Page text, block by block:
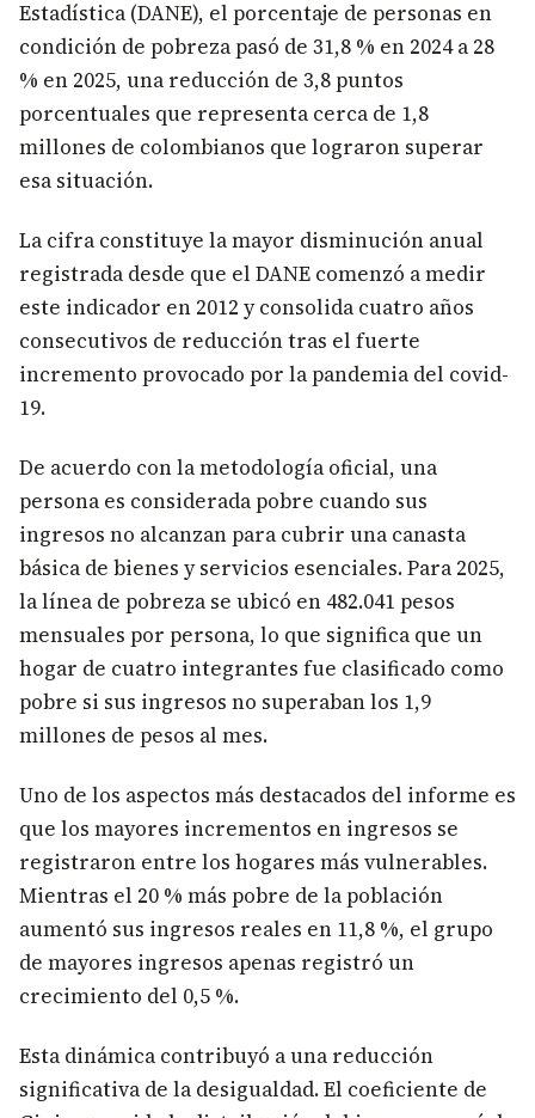
Estadística (DANE), el porcentaje de personas en
condición de pobreza pasó de 31,8 % en 2024 a 28
% en 2025, una reducción de 3,8 puntos
porcentuales que representa cerca de 1,8
millones de colombianos que lograron superar
esa situación.
La cifra constituye la mayor disminución anual
registrada desde que el DANE comenzó a medir
este indicador en 2012 y consolida cuatro años
consecutivos de reducción tras el fuerte
incremento provocado por la pandemia del covid-
19.
De acuerdo con la metodología oficial, una
persona es considerada pobre cuando sus
ingresos no alcanzan para cubrir una canasta
básica de bienes y servicios esenciales. Para 2025,
la línea de pobreza se ubicó en 482.041 pesos
mensuales por persona, lo que significa que un
hogar de cuatro integrantes fue clasificado como
pobre si sus ingresos no superaban los 1,9
millones de pesos al mes.
Uno de los aspectos más destacados del informe es
que los mayores incrementos en ingresos se
registraron entre los hogares más vulnerables.
Mientras el 20 % más pobre de la población
aumentó sus ingresos reales en 11,8 %, el grupo
de mayores ingresos apenas registró un
crecimiento del 0,5 %.
Esta dinámica contribuyó a una reducción
significativa de la desigualdad. El coeficiente de